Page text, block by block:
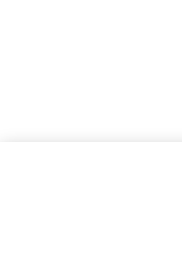
Tel. +39 0296846010 / +39 3472680371